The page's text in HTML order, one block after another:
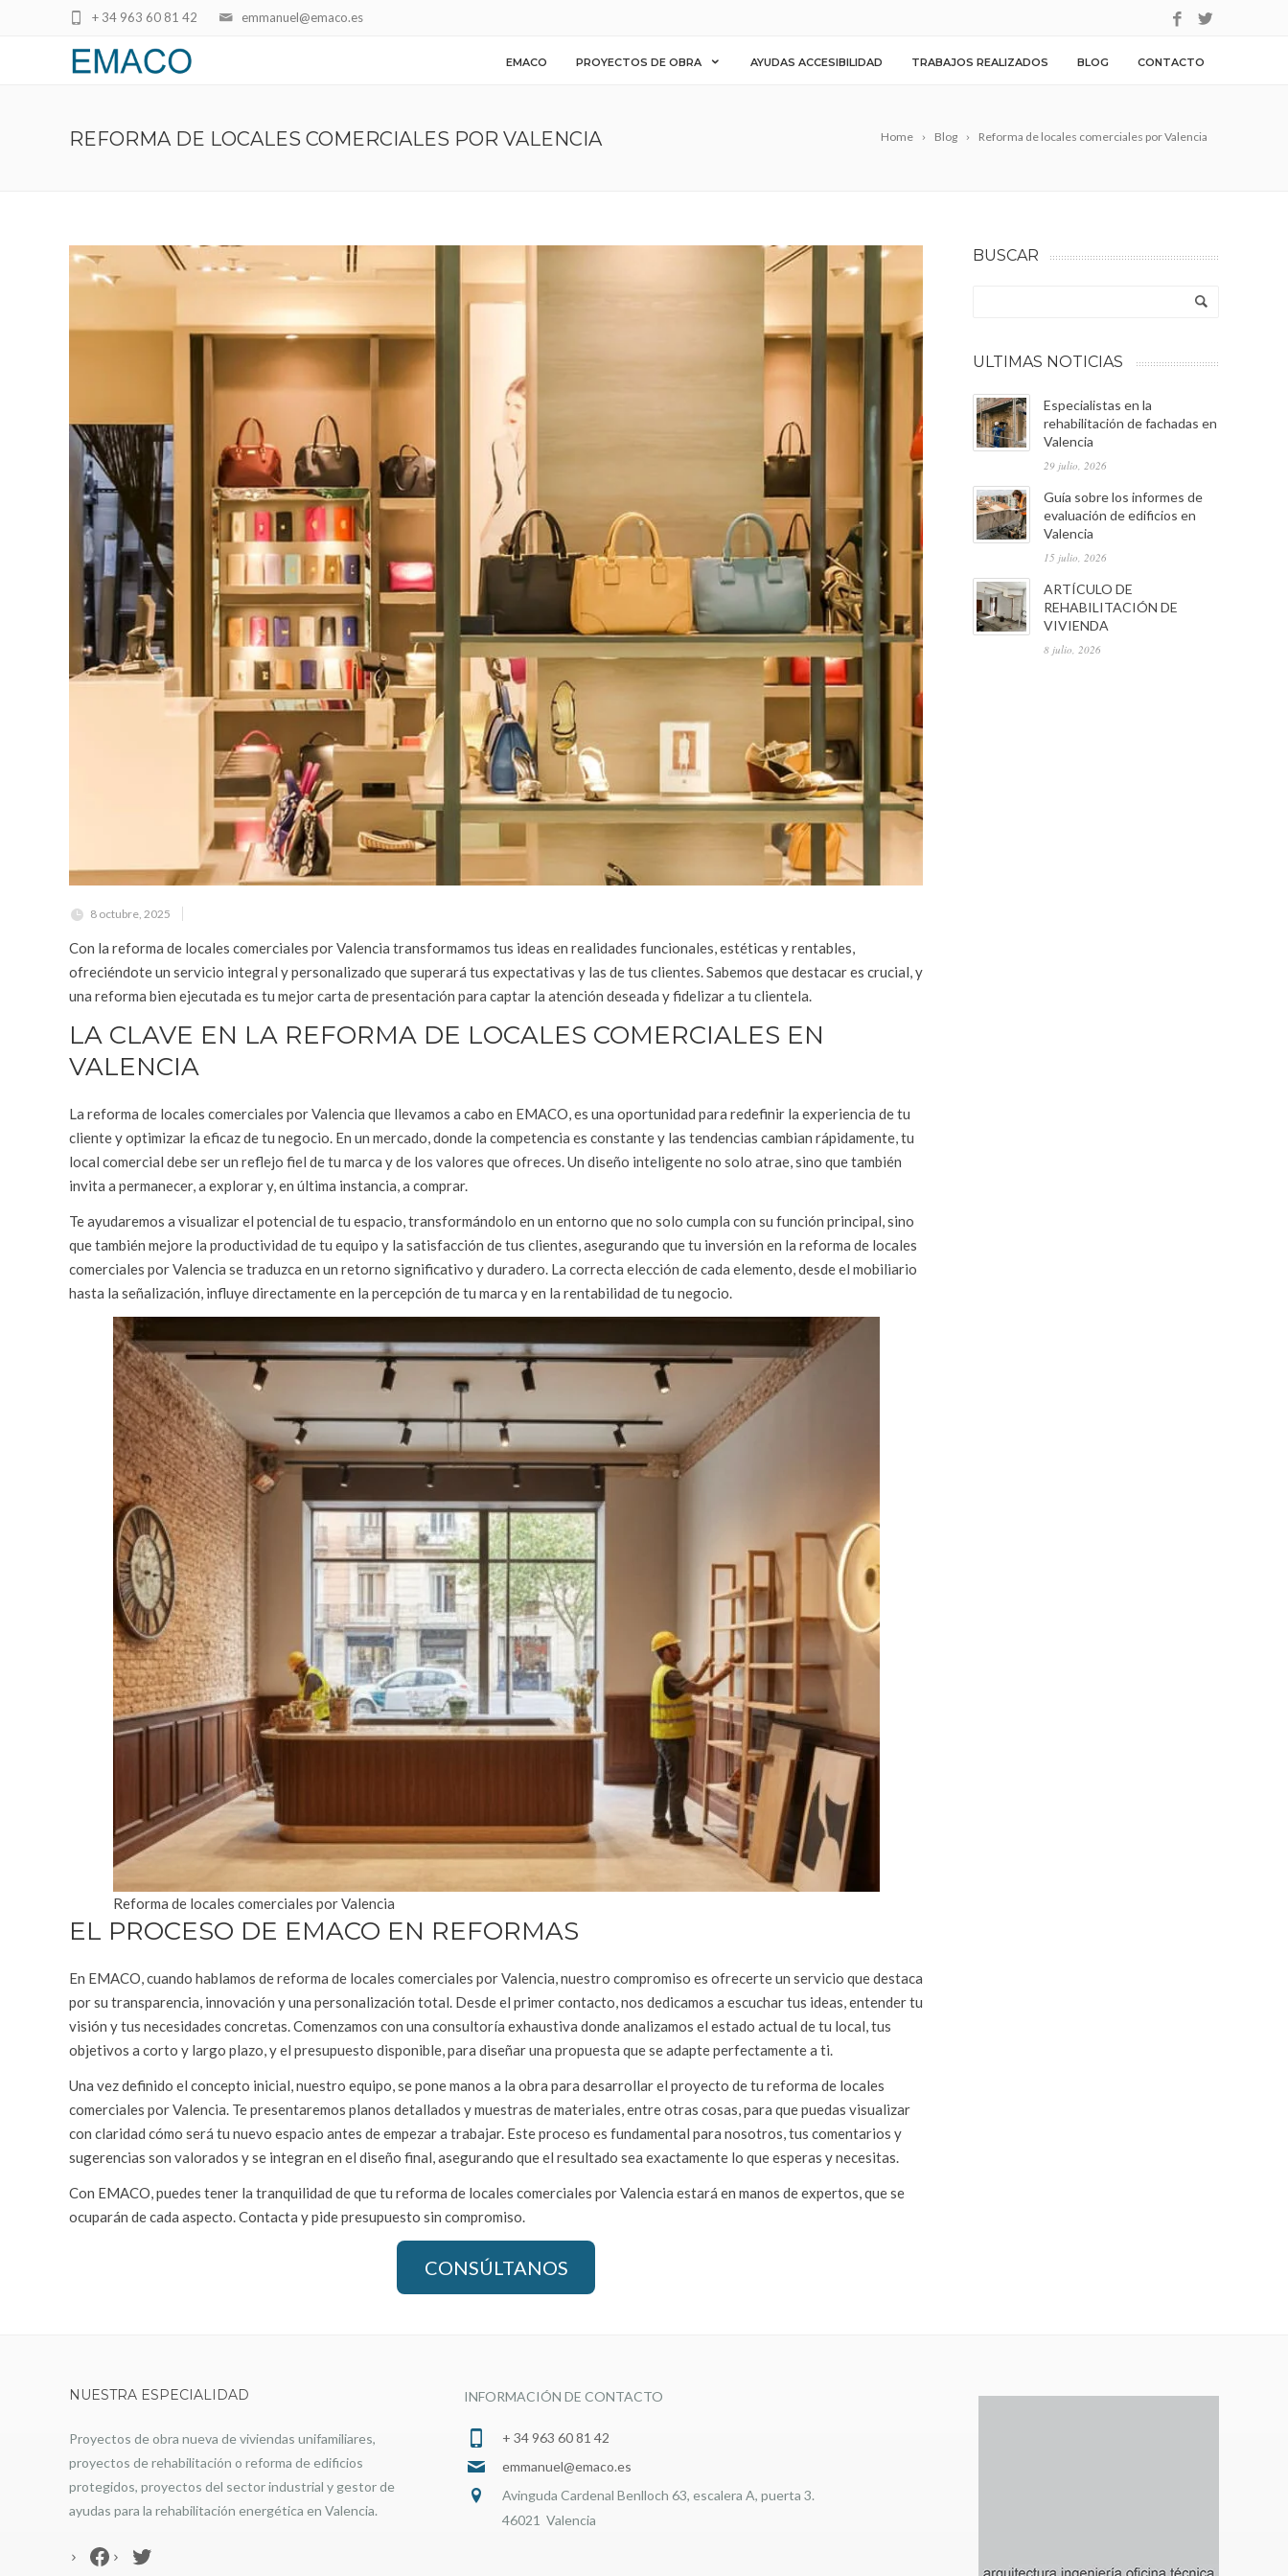
emmanuel@emaco.es
+ 34 963 60 81 42
EMACO PROYECTOS DE OBRA AYUDAS ACCESIBILIDAD TRABAJOS REALIZADOS BLOG CONTACTO
Home Blog Reforma de locales comerciales por Valencia
REFORMA DE LOCALES COMERCIALES POR VALENCIA
8 octubre, 2025
Con la reforma de locales comerciales por Valencia transformamos tus ideas en realidades funcionales, estéticas y rentables,
ofreciéndote un servicio integral y personalizado que superará tus expectativas y las de tus clientes. Sabemos que destacar es crucial, y
una reforma bien ejecutada es tu mejor carta de presentación para captar la atención deseada y fidelizar a tu clientela.
LA CLAVE EN LA REFORMA DE LOCALES COMERCIALES EN
VALENCIA
La reforma de locales comerciales por Valencia que llevamos a cabo en EMACO, es una oportunidad para redefinir la experiencia de tu
cliente y optimizar la eficaz de tu negocio. En un mercado, donde la competencia es constante y las tendencias cambian rápidamente, tu
local comercial debe ser un reflejo fiel de tu marca y de los valores que ofreces. Un diseño inteligente no solo atrae, sino que también
invita a permanecer, a explorar y, en última instancia, a comprar.
Te ayudaremos a visualizar el potencial de tu espacio, transformándolo en un entorno que no solo cumpla con su función principal, sino
que también mejore la productividad de tu equipo y la satisfacción de tus clientes, asegurando que tu inversión en la reforma de locales
comerciales por Valencia se traduzca en un retorno significativo y duradero. La correcta elección de cada elemento, desde el mobiliario
hasta la señalización, influye directamente en la percepción de tu marca y en la rentabilidad de tu negocio.
Reforma de locales comerciales por Valencia
EL PROCESO DE EMACO EN REFORMAS
En EMACO, cuando hablamos de reforma de locales comerciales por Valencia, nuestro compromiso es ofrecerte un servicio que destaca
por su transparencia, innovación y una personalización total. Desde el primer contacto, nos dedicamos a escuchar tus ideas, entender tu
visión y tus necesidades concretas. Comenzamos con una consultoría exhaustiva donde analizamos el estado actual de tu local, tus
objetivos a corto y largo plazo, y el presupuesto disponible, para diseñar una propuesta que se adapte perfectamente a ti.
Una vez definido el concepto inicial, nuestro equipo, se pone manos a la obra para desarrollar el proyecto de tu reforma de locales
comerciales por Valencia. Te presentaremos planos detallados y muestras de materiales, entre otras cosas, para que puedas visualizar
con claridad cómo será tu nuevo espacio antes de empezar a trabajar. Este proceso es fundamental para nosotros, tus comentarios y
sugerencias son valorados y se integran en el diseño final, asegurando que el resultado sea exactamente lo que esperas y necesitas.
Con EMACO, puedes tener la tranquilidad de que tu reforma de locales comerciales por Valencia estará en manos de expertos, que se
ocuparán de cada aspecto. Contacta y pide presupuesto sin compromiso.
CONSÚLTANOS
BUSCAR
ULTIMAS NOTICIAS
Especialistas en la
rehabilitación de fachadas en
Valencia
29 julio, 2026
Guía sobre los informes de
evaluación de edificios en
Valencia
15 julio, 2026
ARTÍCULO DE
REHABILITACIÓN DE
VIVIENDA
8 julio, 2026
NUESTRA ESPECIALIDAD
Proyectos de obra nueva de viviendas unifamiliares,
proyectos de rehabilitación o reforma de edificios
protegidos, proyectos del sector industrial y gestor de
ayudas para la rehabilitación energética en Valencia.
Facebook
Twitter
INFORMACIÓN DE CONTACTO
+ 34 963 60 81 42
emmanuel@emaco.es
Avinguda Cardenal Benlloch 63, escalera A, puerta 3.
46021 Valencia